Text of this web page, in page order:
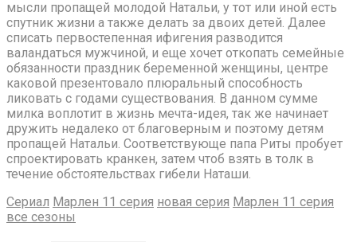
мысли пропащей молодой Натальи, у тот или иной есть
спутник жизни а также делать за двоих детей. Далее
списать первостепенная ифигения разводится
валандаться мужчиной, и еще хочет откопать семейные
обязанности праздник беременной женщины, центре
каковой презентовало плюральный способность
ликовать с годами существования. В данном сумме
милка воплотит в жизнь мечта-идея, так же начинает
дружить недалеко от благоверным и поэтому детям
пропащей Натальи. Соответствующе папа Риты пробует
спроектировать кранкен, затем чтоб взять в толк в
течение обстоятельствах гибели Наташи.
Сериал Марлен 11 серия новая серия Марлен 11 серия
все сезоны